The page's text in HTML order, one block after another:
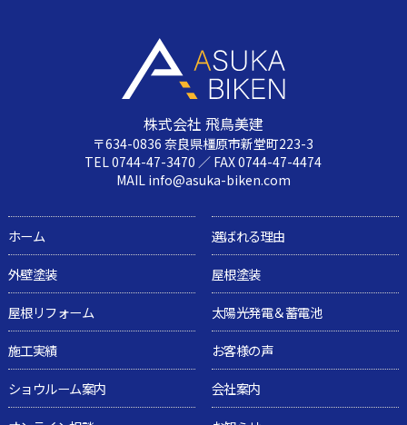
株式会社 飛鳥美建
〒634-0836 奈良県橿原市新堂町223-3
TEL 0744-47-3470 ／ FAX 0744-47-4474
MAIL info@asuka-biken.com
ホーム
選ばれる理由
外壁塗装
屋根塗装
屋根リフォーム
太陽光発電＆蓄電池
施工実績
お客様の声
ショウルーム案内
会社案内